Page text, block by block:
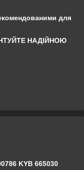
для
НАДІЙНОЮ
KYB 665030